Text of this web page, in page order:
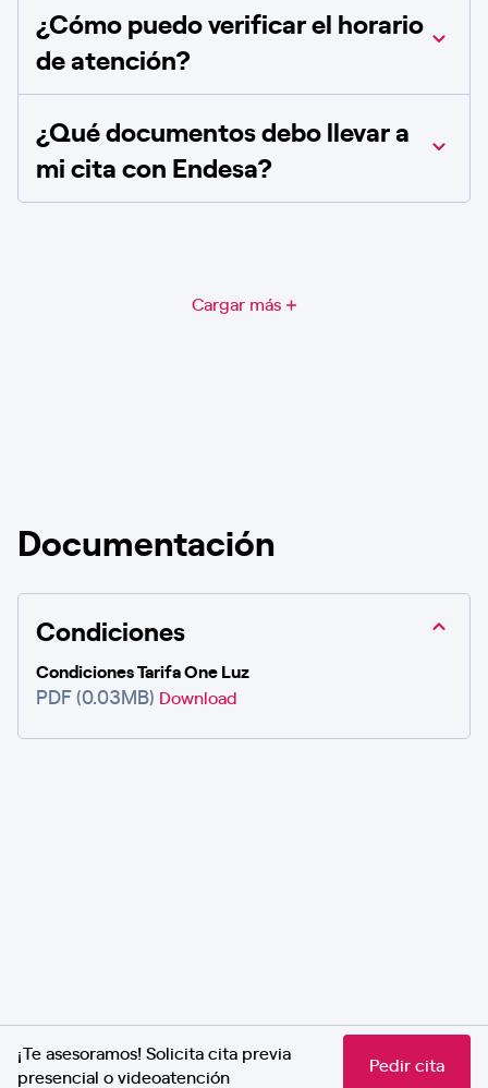
¿Cómo puedo verificar el horario
de atención?
¿Qué documentos debo llevar a
mi cita con Endesa?
Cargar más
Documentación
Condiciones
Condiciones Tarifa One Luz
PDF (0.03MB) Download
¡Te asesoramos! Solicita cita previa
presencial o videoatención
Pedir cita